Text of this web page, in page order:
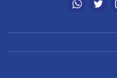
מועדון מטרנה
נושאים